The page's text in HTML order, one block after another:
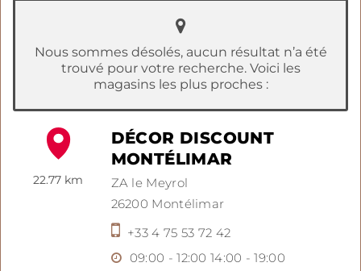
Nous sommes désolés, aucun résultat n’a été
trouvé pour votre recherche. Voici les
magasins les plus proches :
22.77 km
DÉCOR DISCOUNT
MONTÉLIMAR
ZA le Meyrol
26200 Montélimar
+33 4 75 53 72 42
09:00 - 12:00 14:00 - 19:00